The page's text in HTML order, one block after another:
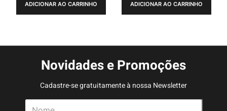
ADICIONAR AO CARRINHO ADICIONAR AO CARRINHO
Novidades e Promoções
Cadastre-se gratuitamente à nossa Newsletter